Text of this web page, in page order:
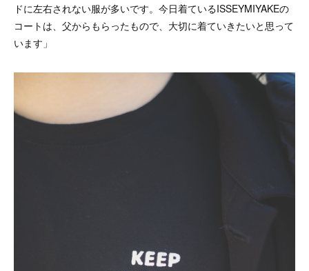
ドに左右されない服が多いです。今日着ているISSEYMIYAKEの
コートは、父からもらったもので、大切に着ていきたいと思って
います」